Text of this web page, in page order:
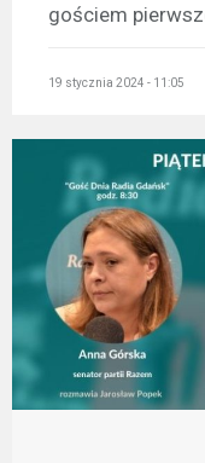
gościem
19 stycznia 2024 - 11:05